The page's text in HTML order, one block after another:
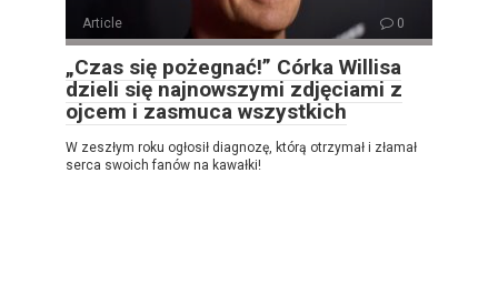
Article 0
„Czas się pożegnać!” Córka Willisa
dzieli się najnowszymi zdjęciami z
ojcem i zasmuca wszystkich
W zeszłym roku ogłosił diagnozę, którą otrzymał i złamał
serca swoich fanów na kawałki!